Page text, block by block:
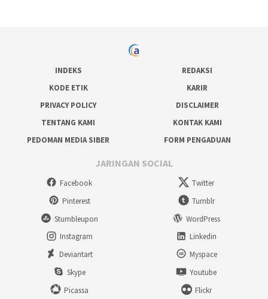
INDEKS
REDAKSI
KODE ETIK
KARIR
PRIVACY POLICY
DISCLAIMER
TENTANG KAMI
KONTAK KAMI
PEDOMAN MEDIA SIBER
FORM PENGADUAN
JARINGAN SOCIAL
Facebook
Twitter
Pinterest
Tumblr
Stumbleupon
WordPress
Instagram
Linkedin
Deviantart
Myspace
Skype
Youtube
Picassa
Flickr